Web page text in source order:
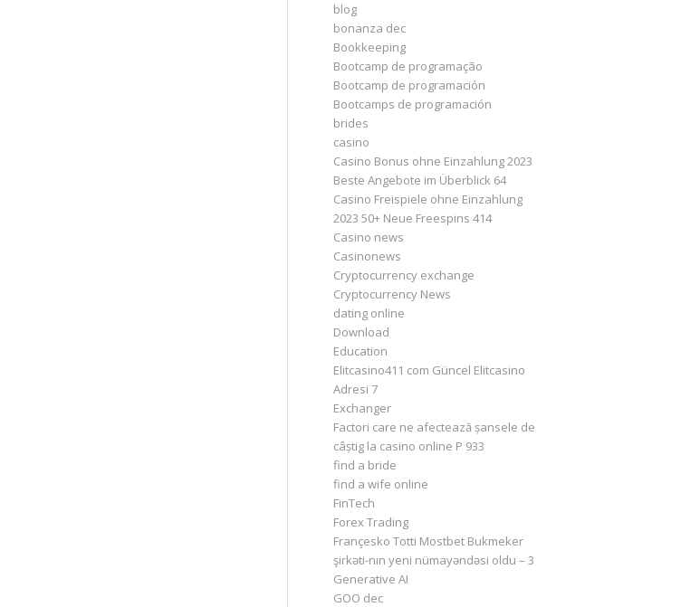
blog
bonanza dec
Bookkeeping
Bootcamp de programação
Bootcamp de programación
Bootcamps de programación
brides
casino
Casino Bonus ohne Einzahlung 2023 ️
Beste Angebote im Überblick 64
Casino Freispiele ohne Einzahlung
2023 50+ Neue Freespins 414
Casino news
Casinonews
Cryptocurrency exchange
Cryptocurrency News
dating online
Download
Education
Elitcasino411 com Güncel Elitcasino
Adresi 7
Exchanger
Factori care ne afectează șansele de
câștig la casino online P 933
find a bride
find a wife online
FinTech
Forex Trading
Françesko Totti Mostbet Bukmeker
şirkəti-nın yeni nümayəndəsi oldu – 3
Generative AI
GOO dec